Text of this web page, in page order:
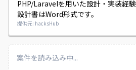
PHP/Laravelを用いた設計・実装経験
設計書はWord形式です。
提供元: hacksHub
案件を読み込み中...